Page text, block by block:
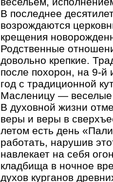
В последнее
возрождаются
крещения
Родственные
довольно крепкие.
после похорон, на 9-й
год с традиционной
Масленицу — веселые
В духовной жизни
веры и веры в
летом есть день
работать, нарушив
навлекает на себя
кладбища в ночное
духов курганов